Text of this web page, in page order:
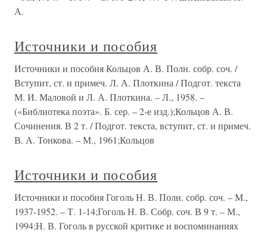
А.
Источники и пособия
Источники и пособия Кольцов А. В. Полн. собр. соч. /
Вступит, ст. и примеч. Л. А. Плоткина / Подгот. текста
М. И. Маловой и Л. А. Плоткина. – Л., 1958. –
(«Библиотека поэта». Б. сер. – 2-е изд.);Кольцов А. В.
Сочинения. В 2 т. / Подгот. текста, вступит, ст. и примеч.
В. А. Тонкова. – М., 1961;Кольцов
Источники и пособия
Источники и пособия Гоголь Н. В. Полн. собр. соч. – М.,
1937-1952. – Т. 1-14;Гоголь Н. В. Собр. соч. В 9 т. – М.,
1994;Н. В. Гоголь в русской критике и воспоминаниях